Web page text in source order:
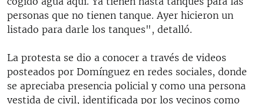
personas que no tienen tanque. Ayer hicieron un
listado para darle los tanques", detalló.
La protesta se dio a conocer a través de videos
posteados por Domínguez en redes sociales, donde
se apreciaba presencia policial y como una persona
vestida de civil, identificada por los vecinos como